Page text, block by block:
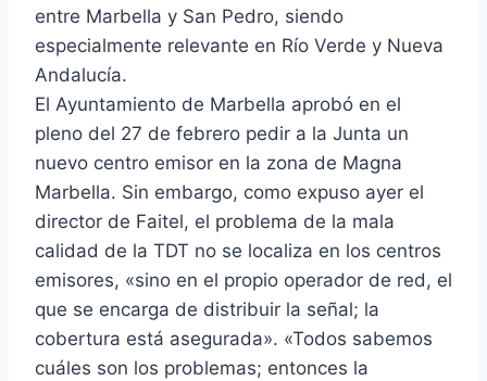
entre Marbella y San Pedro, siendo
especialmente relevante en Río Verde y Nueva
Andalucía.
El Ayuntamiento de Marbella aprobó en el
pleno del 27 de febrero pedir a la Junta un
nuevo centro emisor en la zona de Magna
Marbella. Sin embargo, como expuso ayer el
director de Faitel, el problema de la mala
calidad de la TDT no se localiza en los centros
emisores, «sino en el propio operador de red, el
que se encarga de distribuir la señal; la
cobertura está asegurada». «Todos sabemos
cuáles son los problemas; entonces la